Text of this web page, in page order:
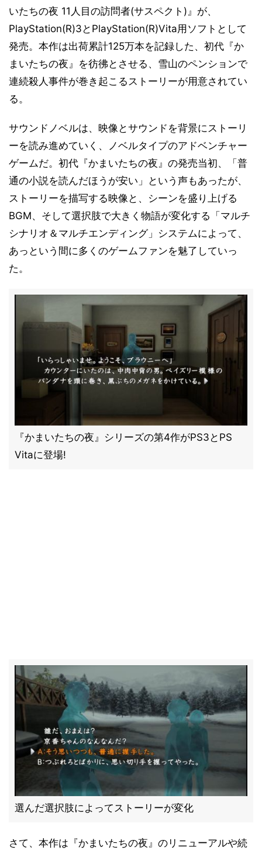
いたちの夜 11人目の訪問者(サスペクト)』が、
PlayStation(R)3とPlayStation(R)Vita用ソフトとして
発売。本作は出荷累計125万本を記録した、初代『か
まいたちの夜』を彷彿とさせる、雪山のペンションで
連続殺人事件が巻き起こるストーリーが用意されてい
る。
サウンドノベルは、映像とサウンドを背景にストーリ
ーを読み進めていく、ノベルタイプのアドベンチャー
ゲームだ。初代『かまいたちの夜』の発売当初、「普
通の小説を読んだほうが安い」という声もあったが、
ストーリーを描写する映像と、シーンを盛り上げる
BGM、そして選択肢で大きく物語が変化する「マルチ
シナリオ＆マルチエンディング」システムによって、
あっという間に多くのゲームファンを魅了していっ
た。
『かまいたちの夜』シリーズの第4作がPS3とPS
Vitaに登場!
選んだ選択肢によってストーリーが変化
さて、本作は『かまいたちの夜』のリニューアルや続